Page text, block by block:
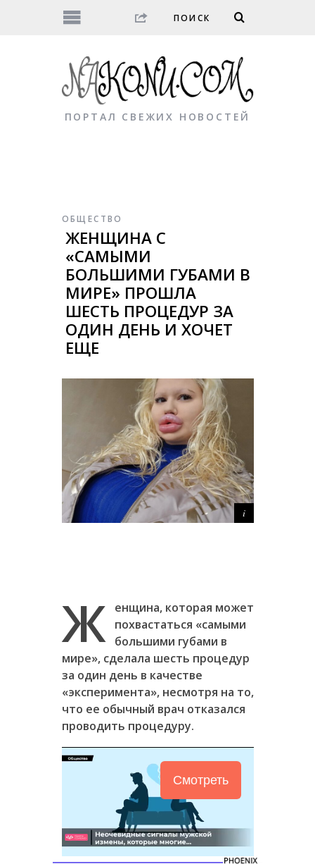
ПОРТАЛ СВЕЖИХ НОВОСТЕЙ
ОБЩЕСТВО
ЖЕНЩИНА С
«САМЫМИ
БОЛЬШИМИ ГУБАМИ В
МИРЕ» ПРОШЛА
ШЕСТЬ ПРОЦЕДУР ЗА
ОДИН ДЕНЬ И ХОЧЕТ
ЕЩЕ
Ж
енщина, которая может
похвастаться «самыми
большими губами в
мире», сделала шесть процедур
за один день в качестве
«эксперимента», несмотря на то,
что ее обычный врач отказался
проводить процедуру.
Смотреть